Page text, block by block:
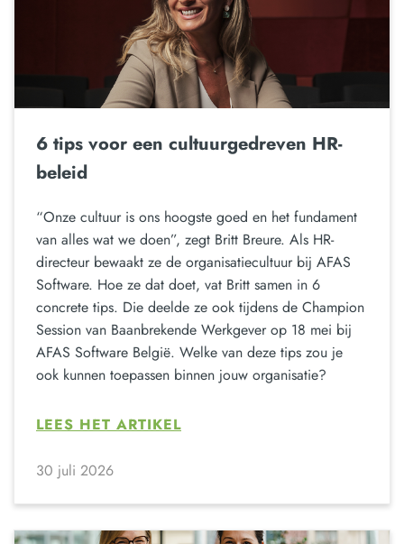
6 tips voor een cultuurgedreven HR-
beleid
“Onze cultuur is ons hoogste goed en het fundament
van alles wat we doen”, zegt Britt Breure. Als HR-
directeur bewaakt ze de organisatiecultuur bij AFAS
Software. Hoe ze dat doet, vat Britt samen in 6
concrete tips. Die deelde ze ook tijdens de Champion
Session van Baanbrekende Werkgever op 18 mei bij
AFAS Software België. Welke van deze tips zou je
ook kunnen toepassen binnen jouw organisatie?
LEES HET ARTIKEL
30 juli 2026